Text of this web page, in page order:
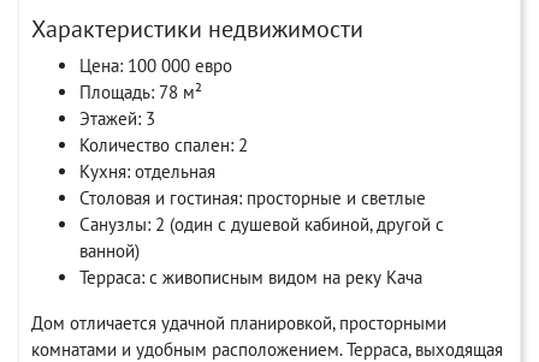
Характеристики недвижимости
Цена: 100 000 евро
Площадь: 78 м²
Этажей: 3
Количество спален: 2
Кухня: отдельная
Столовая и гостиная: просторные и светлые
Санузлы: 2 (один с душевой кабиной, другой с
ванной)
Терраса: с живописным видом на реку Кача
Дом отличается удачной планировкой, просторными
комнатами и удобным расположением. Терраса, выходящая